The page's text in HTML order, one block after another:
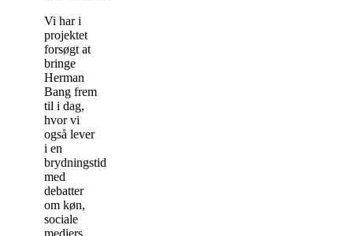
Vi har i
projektet
forsøgt at
bringe
Herman
Bang frem
til i dag,
hvor vi
også lever
i en
brydningstid
med
debatter
om køn,
sociale
mediers